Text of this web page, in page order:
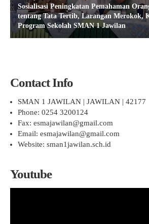
Sosialisasi Peningkatan Pemahaman
tentang Tata Tertib, Larangan Merokok,
Program Sekolah SMAN 1 Jawilan
Contact Info
SMAN 1 JAWILAN | JAWILAN | 42177
Phone: 0254 3200124
Fax: esmajawilan@gmail.com
Email: esmajawilan@gmail.com
Website: sman1jawilan.sch.id
Youtube